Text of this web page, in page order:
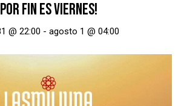
POR FIN ES VIERNES!
@ 22:00 - agosto 1 @ 04:00